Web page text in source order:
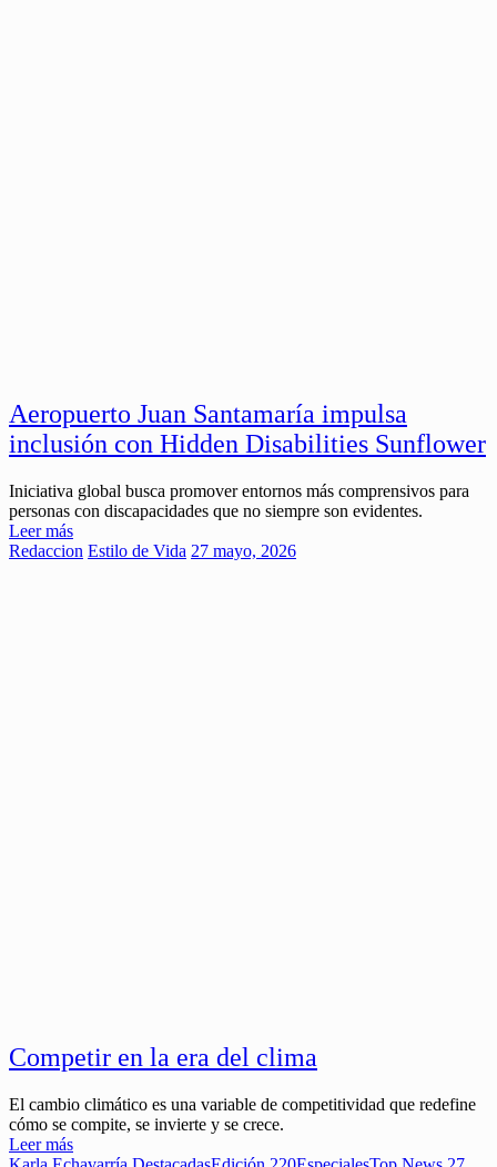
Aeropuerto Juan Santamaría impulsa
inclusión con Hidden Disabilities Sunflower
Iniciativa global busca promover entornos más comprensivos para
personas con discapacidades que no siempre son evidentes.
Leer más
Redaccion Estilo de Vida 27 mayo, 2026
Competir en la era del clima
El cambio climático es una variable de competitividad que redefine
cómo se compite, se invierte y se crece.
Leer más